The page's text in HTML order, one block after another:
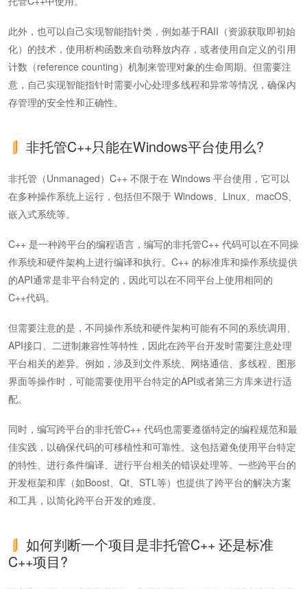
此外，也可以自己实现智能指针类，例如基于RAII（资源获取即初始
化）的技术，使用析构函数来自动释放内存，或者使用自定义的引用
计数（reference counting）机制来管理对象的生命周期。但需要注
意，自己实现智能指针时需要小心处理多线程和异常等情况，确保内
存管理的安全性和正确性。
非托管C++只能在Windows平台使用么?
非托管（Unmanaged）C++ 不限于在 Windows 平台使用，它可以
在多种操作系统上运行，包括但不限于 Windows、Linux、macOS、
嵌入式系统等。
C++ 是一种跨平台的编程语言，编写的非托管C++ 代码可以在不同操
作系统和硬件架构上进行编译和执行。C++ 的标准库和操作系统提供
的API通常是非平台特定的，因此可以在不同平台上使用相同的
C++代码。
但需要注意的是，不同操作系统和硬件架构可能有不同的系统调用、
API接口、二进制兼容性等特性，因此在跨平台开发时需要注意处理
平台相关的差异。例如，涉及到文件系统、网络通信、多线程、图形
界面等操作时，可能需要使用平台特定的API或者第三方库来进行适
配。
同时，编写跨平台的非托管C++ 代码也需要遵循特定的编程规范和最
佳实践，以确保代码的可移植性和可靠性。这包括避免使用平台特定
的特性、进行条件编译、进行平台相关的错误处理等。一些跨平台的
开发框架和库（如Boost、Qt、STL等）也提供了跨平台的解决方案
和工具，以简化跨平台开发的难度。
如何判断一个项目是非托管C++ 还是标准
C++项目?